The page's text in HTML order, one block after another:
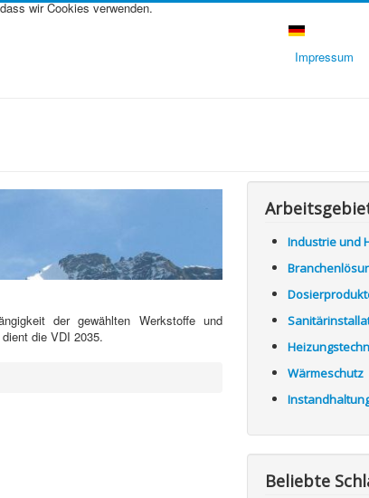
Impressum
der gewählten Werkstoffe und
die VDI 2035.
Industrie und
Wärmeschutz
Beliebte
wir Cookies verwenden.